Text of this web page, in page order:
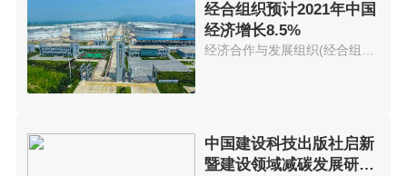
经合组织预计2021年中国
经济增长8.5%
中国建设科技出版社启新
暨建设领域减碳发展研讨